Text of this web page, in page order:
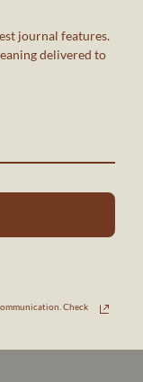
journal features.
delivered to
Check